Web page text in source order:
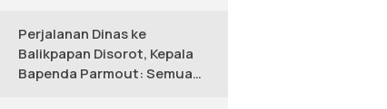
Perjalanan Dinas ke
Balikpapan Disorot, Kepala
Bapenda Parmout: Semua